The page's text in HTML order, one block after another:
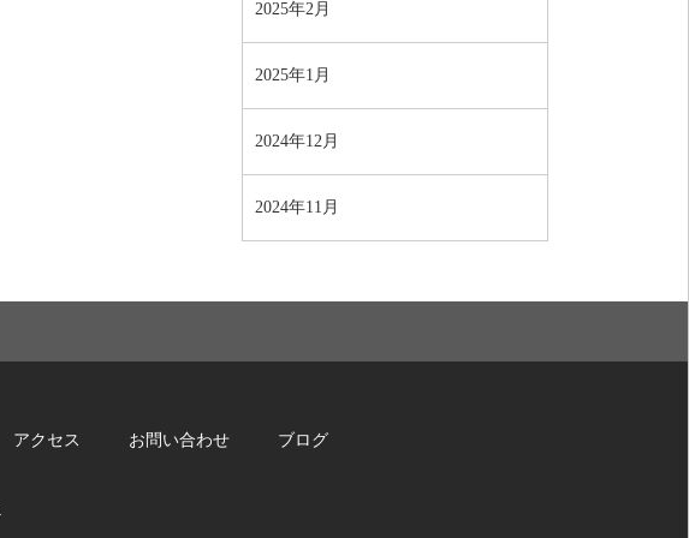
2025年2月
2025年1月
2024年12月
2024年11月
アクセス お問い合わせ ブログ